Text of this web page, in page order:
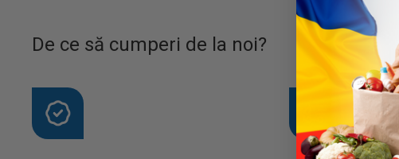
De ce să cumperi de la noi?